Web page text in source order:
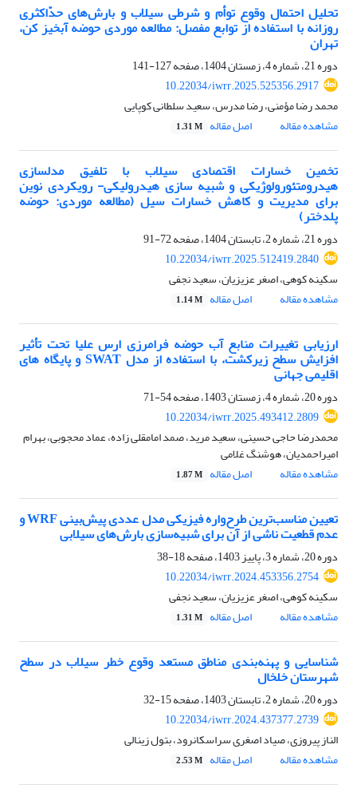
تحلیل احتمال وقوع توأم و شرطی سیلاب و بارش‌های حدّاکثری
روزانه با استفاده از توابع مفصل: مطالعه موردی حوضه‌ آبخیز کن،
تهران
دوره 21، شماره 4، زمستان 1404، صفحه
127-141
10.22034/iwrr.2025.525356.2917
محمد رضا مؤمنی، رضا مدرس، سعید سلطانی کوپایی
مشاهده مقاله
اصل مقاله 1.31 M
تخمین خسارات اقتصادی سیلاب با تلفیق مدل‎سازی
هیدرومتئورولوژیکی و شبیه سازی هیدرولیکی- رویکردی نوین
برای مدیریت و کاهش خسارات سیل (مطالعه موردی: حوضه
پلدختر)
دوره 21، شماره 2، تابستان 1404، صفحه
72-91
10.22034/iwrr.2025.512419.2840
سکینه کوهی، اصغر عزیزیان، سعید نجفی
مشاهده مقاله
اصل مقاله 1.14 M
ارزیابی تغییرات منابع آب حوضه فرامرزی ارس علیا تحت تأثیر
افزایش سطح زیرکشت، با استفاده از مدل SWAT و پایگاه های
اقلیمی جهانی
دوره 20، شماره 4، زمستان 1403، صفحه
54-71
10.22034/iwrr.2025.493412.2809
محمدرضا حاجی حسینی، سعید مرید، صمد امامقلی زاده، عماد محجوبی، بهرام
امیراحمدیان، هوشنگ غلامی
مشاهده مقاله
اصل مقاله 1.87 M
تعیین مناسب‌ترین طرح‌واره فیزیکی مدل عددی پیش‌بینی WRF و
عدم قطعیت ناشی از آن برای شبیه‌سازی بارش‌های سیلابی
دوره 20، شماره 3، پاییز 1403، صفحه
18-38
10.22034/iwrr.2024.453356.2754
سکینه کوهی، اصغر عزیزیان، سعید نجفی
مشاهده مقاله
اصل مقاله 1.31 M
شناسایی و پهنه‌بندی مناطق مستعد وقوع خطر سیلاب در سطح
شهرستان خلخال
دوره 20، شماره 2، تابستان 1403، صفحه
15-32
10.22034/iwrr.2024.437377.2739
الناز پیروزی، صیاد اصغری سراسکانرود، بتول زینالی
مشاهده مقاله
اصل مقاله 2.53 M